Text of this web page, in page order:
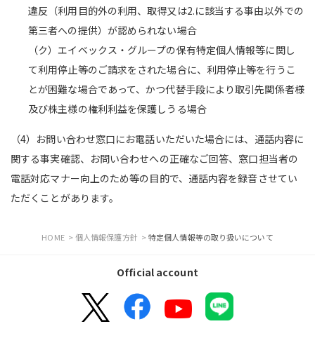
違反（利用目的外の利用、取得又は2.に該当する事由以外での
第三者への提供）が認められない場合
（ク）エイベックス・グループの保有特定個人情報等に関し
て利用停止等のご請求をされた場合に、利用停止等を行うこ
とが困難な場合であって、かつ代替手段により取引先関係者様
及び株主様の権利利益を保護しうる場合
（4）お問い合わせ窓口にお電話いただいた場合には、通話内容に
関する事実確認、お問い合わせへの正確なご回答、窓口担当者の
電話対応マナー向上のため等の目的で、通話内容を録音させてい
ただくことがあります。
HOME >個人情報保護方針 >特定個人情報等の取り扱いについて
Official account